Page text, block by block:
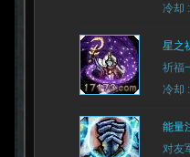
冷却
星之
祈福
冷却
能量
对友